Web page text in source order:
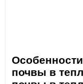
почвы в